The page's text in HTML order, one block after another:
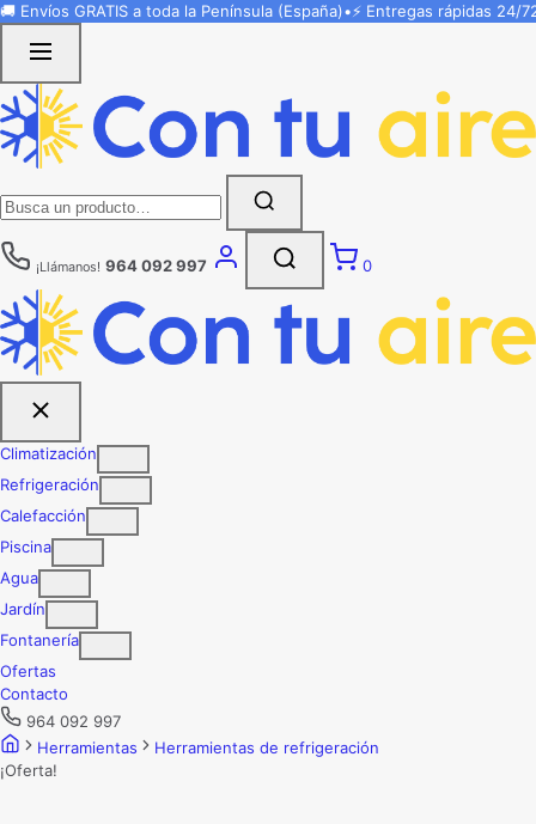
Saltar
contenido
🚚 Envíos GRATIS a toda la Península (España)•⚡ Entregas rápidas 24/
¡Llámanos! 964 092 997 0
Climatización
Refrigeración
Calefacción
Piscina
Agua
Jardín
Fontanería
Ofertas
Contacto
964 092 997
Herramientas
Herramientas de refrigeración
¡Oferta!